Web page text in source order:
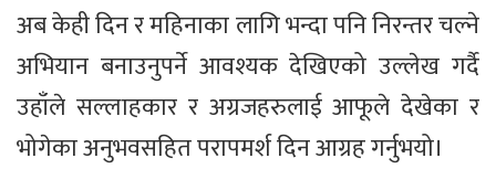
अब केही दिन र महिनाका लागि भन्दा पनि निरन्तर चल्ने
अभियान बनाउनुपर्ने आवश्यक देखिएको उल्लेख गर्दै
उहाँले सल्लाहकार र अग्रजहरुलाई आफूले देखेका र
भोगेका अनुभवसहित परापमर्श दिन आग्रह गर्नुभयो।